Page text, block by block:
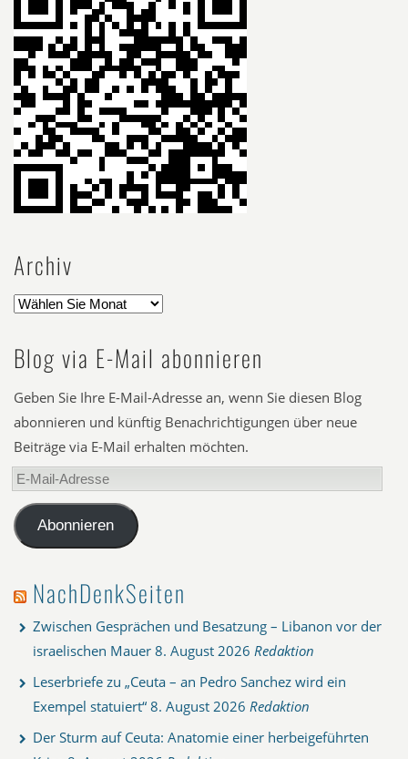
Archiv
Blog via E-Mail abonnieren
Geben Sie Ihre E-Mail-Adresse an, wenn Sie diesen Blog
abonnieren und künftig Benachrichtigungen über neue
Beiträge via E-Mail erhalten möchten.
E-
Mail-
AdresseAbonnieren
NachDenkSeiten
Zwischen Gesprächen und Besatzung – Libanon vor der
israelischen Mauer 8. August 2026 Redaktion
Leserbriefe zu „Ceuta – an Pedro Sanchez wird ein
Exempel statuiert“ 8. August 2026 Redaktion
Der Sturm auf Ceuta: Anatomie einer herbeigeführten